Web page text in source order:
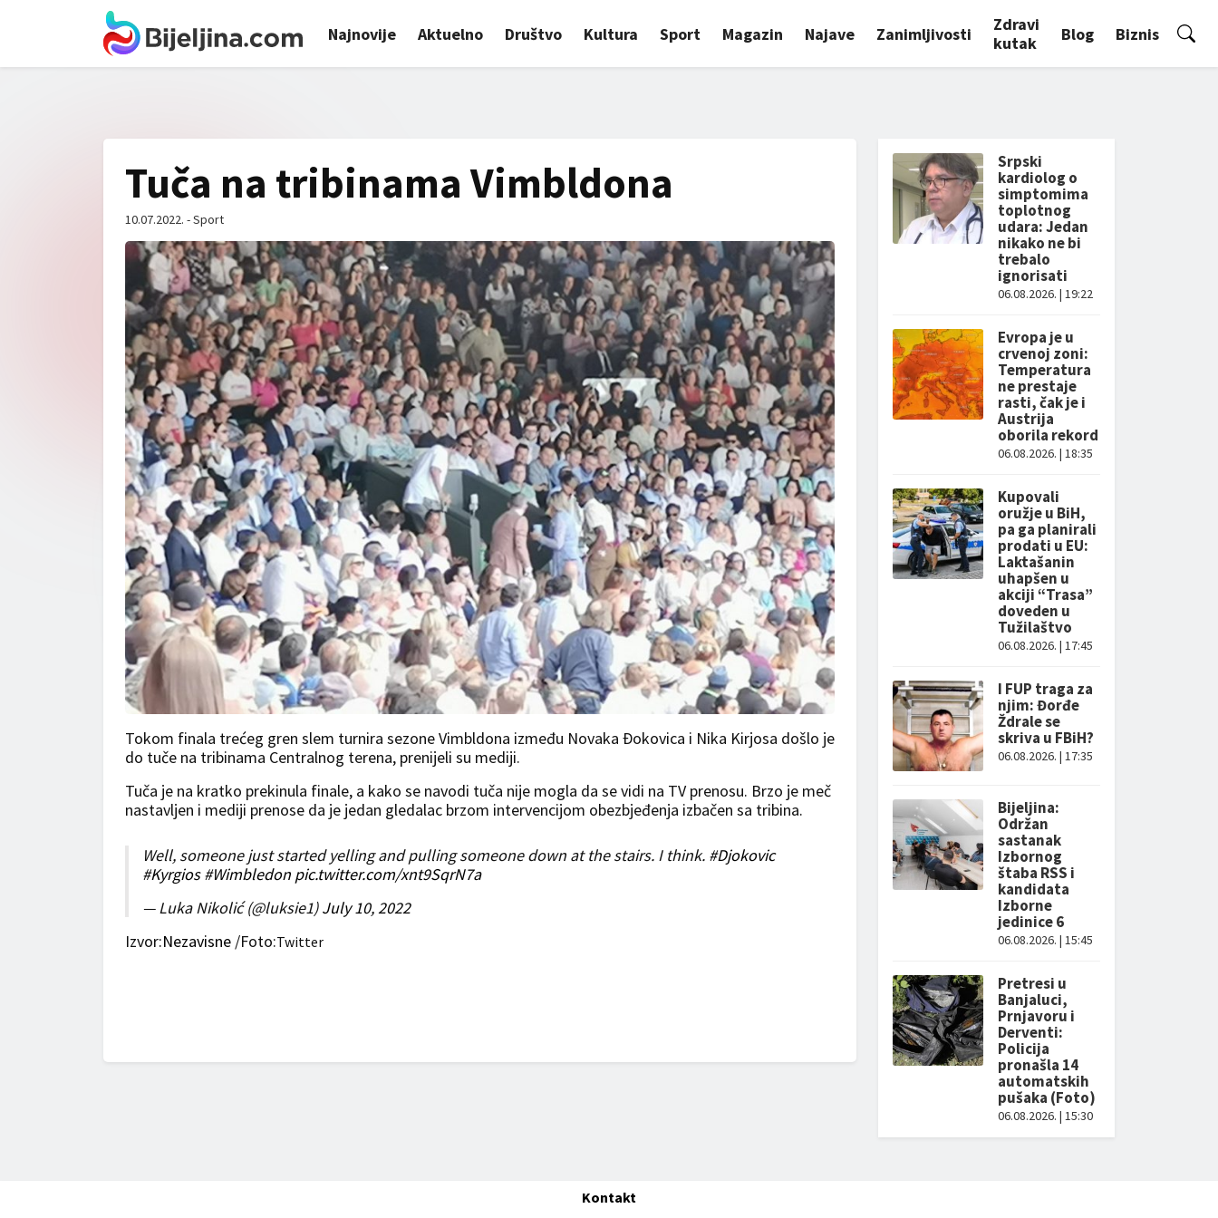
Najnovije Aktuelno Društvo Kultura Sport Magazin Najave Zanimljivosti
Zdravi
kutak
Blog Biznis
Tuča na tribinama Vimbldona
10.07.2022. - Sport
Tokom finala trećeg gren slem turnira sezone Vimbldona između Novaka Ðokovica i Nika Kirjosa došlo je
do tuče na tribinama Centralnog terena, prenijeli su mediji.
Tuča je na kratko prekinula finale, a kako se navodi tuča nije mogla da se vidi na TV prenosu. Brzo je meč
nastavljen i mediji prenose da je jedan gledalac brzom intervencijom obezbjeđenja izbačen sa tribina.
Well, someone just started yelling and pulling someone down at the stairs. I think. #Djokovic
#Kyrgios #Wimbledon pic.twitter.com/xnt9SqrN7a
— Luka Nikolić (@luksie1)July 10, 2022
Izvor:Nezavisne /Foto:Twitter
Srpski
kardiolog o
simptomima
toplotnog
udara: Jedan
nikako ne bi
trebalo
ignorisati
06.08.2026. | 19:22
Evropa je u
crvenoj zoni:
Temperatura
ne prestaje
rasti, čak je i
Austrija
oborila rekord
06.08.2026. | 18:35
Kupovali
oružje u BiH,
pa ga planirali
prodati u EU:
Laktašanin
uhapšen u
akciji “Trasa”
doveden u
Tužilaštvo
06.08.2026. | 17:45
I FUP traga za
njim: Đorđe
Ždrale se
skriva u FBiH?
06.08.2026. | 17:35
Bijeljina:
Održan
sastanak
Izbornog
štaba RSS i
kandidata
Izborne
jedinice 6
06.08.2026. | 15:45
Pretresi u
Banjaluci,
Prnjavoru i
Derventi:
Policija
pronašla 14
automatskih
pušaka (Foto)
06.08.2026. | 15:30
Kontakt